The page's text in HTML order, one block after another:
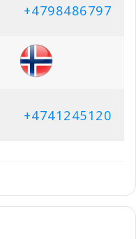
+4798486797
+4741245120